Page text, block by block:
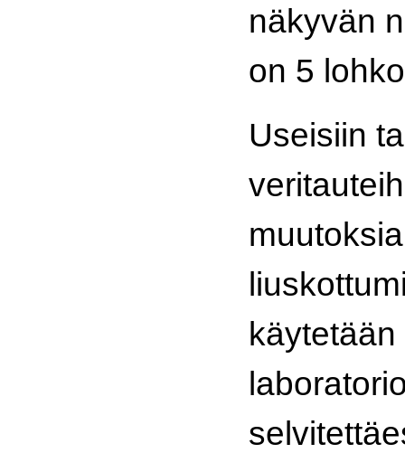
näkyvän
on 5
Useisiin